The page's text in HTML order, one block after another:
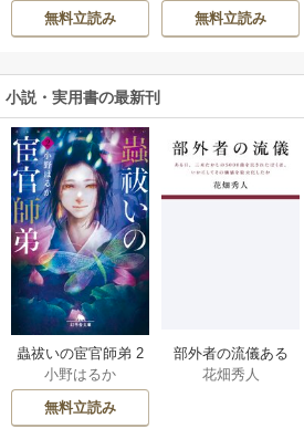
意外と楽しい新生
活
ぶち
無料立読み
れ流す ～公爵家
の落ちこぼれ令
を掴み取る～
もんど/あんべよ
しろう
無料立読み
小説・実用書の最新刊
蟲祓いの宦官師弟 2
巻
小野はるか
無料立読み
部外者の流儀ある
日、三木たかしの5
花畑秀人